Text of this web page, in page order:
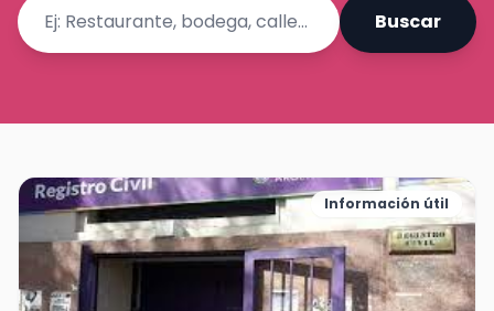
Buscar
Información útil